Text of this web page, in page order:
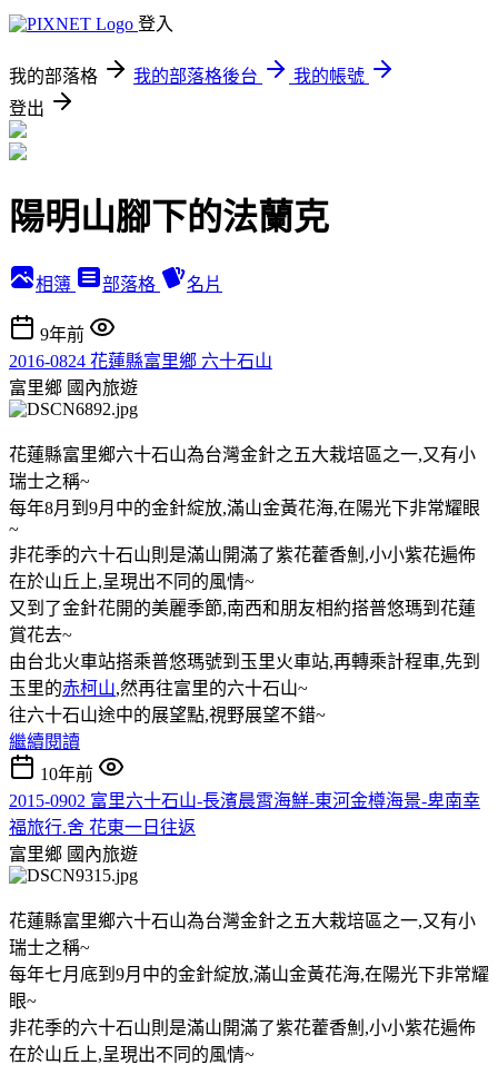
登入
我的部落格 我的部落格後台
我的帳號
登出
陽明山腳下的法蘭克
相簿 部落格 名片
9年前
2016-0824 花蓮縣富里鄉 六十石山
富里鄉 國內旅遊
花蓮縣富里鄉六十石山為台灣金針之五大栽培區之一,又有小
瑞士之稱~
每年8月到9月中的金針綻放,滿山金黃花海,在陽光下非常耀眼
~
非花季的六十石山則是滿山開滿了紫花藿香魝,小小紫花遍佈
在於山丘上,呈現出不同的風情~
又到了金針花開的美麗季節,南西和朋友相約搭普悠瑪到花蓮
賞花去~
由台北火車站搭乘普悠瑪號到玉里火車站,再轉乘計程車,先到
玉里的赤柯山,然再往富里的六十石山~
往六十石山途中的展望點,視野展望不錯~
繼續閱讀
10年前
2015-0902 富里六十石山-長濱晨霄海鮮-東河金樽海景-卑南幸
福旅行.舍 花東一日往返
富里鄉 國內旅遊
花蓮縣富里鄉六十石山為台灣金針之五大栽培區之一,又有小
瑞士之稱~
每年七月底到9月中的金針綻放,滿山金黃花海,在陽光下非常耀
眼~
非花季的六十石山則是滿山開滿了紫花藿香魝,小小紫花遍佈
在於山丘上,呈現出不同的風情~